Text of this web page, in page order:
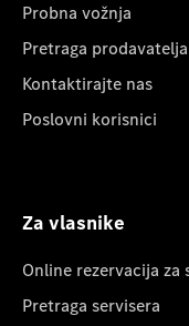
Probna vožnja
Pretraga prodavatelja
Kontaktirajte nas
Poslovni korisnici
Za vlasnike
Online rezervacija za
Pretraga servisera